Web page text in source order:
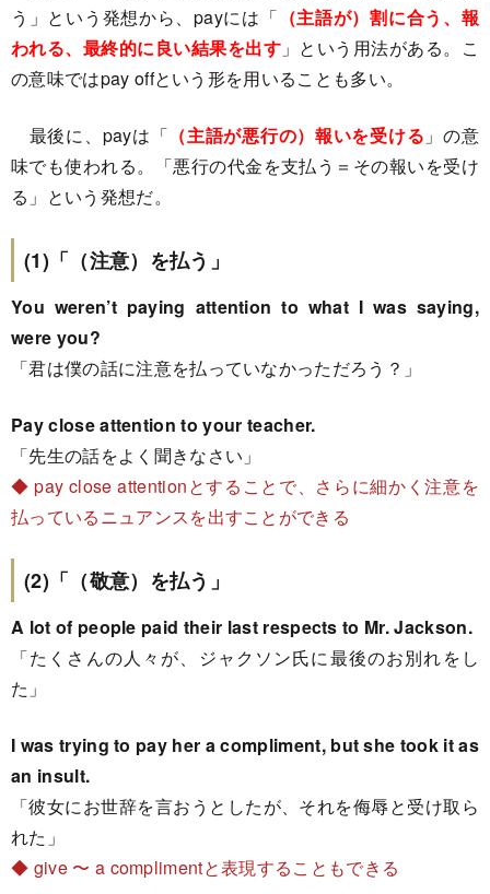
う」という発想から、payには「 （主語が）割に合う、報
われる、最終的に良い結果を出す 」という用法がある。こ
の意味ではpay offという形を用いることも多い。
最後に、payは「 （主語が悪行の）報いを受ける 」の意
味でも使われる。「悪行の代金を支払う＝その報いを受け
る」という発想だ。
(1)「（注意）を払う」
You weren’t paying attention to what I was saying,
were you?
「君は僕の話に注意を払っていなかっただろう？」
Pay close attention to your teacher.
「先生の話をよく聞きなさい」
◆ pay close attentionとすることで、さらに細かく注意を
払っているニュアンスを出すことができる
(2)「（敬意）を払う」
A lot of people paid their last respects to Mr. Jackson.
「たくさんの人々が、ジャクソン氏に最後のお別れをし
た」
I was trying to pay her a compliment, but she took it as
an insult.
「彼女にお世辞を言おうとしたが、それを侮辱と受け取ら
れた」
◆ give 〜 a complimentと表現することもできる